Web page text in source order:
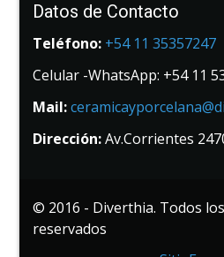
Datos de Contacto
Teléfono: +54 11 35357247
Celular -WhatsApp: +54 11
Mail:
Dirección:Av.Corrientes
© 2016 - Diverthia. Todos
reservados